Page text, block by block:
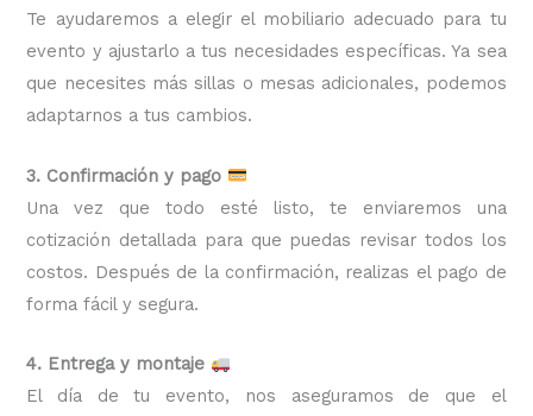
Te ayudaremos a elegir el mobiliario adecuado para tu
evento y ajustarlo a tus necesidades específicas. Ya sea
que necesites más sillas o mesas adicionales, podemos
adaptarnos a tus cambios.
3. Confirmación y pago
Una vez que todo esté listo, te enviaremos una
cotización detallada para que puedas revisar todos los
costos. Después de la confirmación, realizas el pago de
forma fácil y segura.
4. Entrega y montaje
El día de tu evento, nos aseguramos de que el